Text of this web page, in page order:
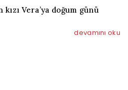
Vera’ya doğum günü
devamını oku